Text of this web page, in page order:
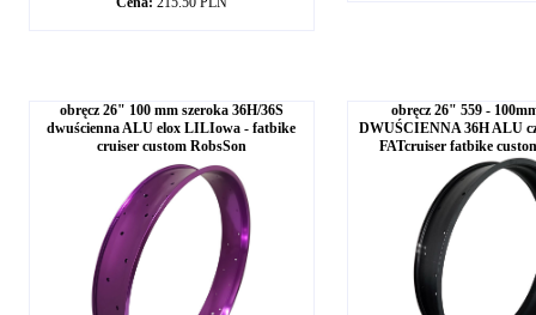
obręcz 26" 100 mm szeroka 36H/36S
dwuścienna ALU elox LILIowa - fatbike
cruiser custom RobsSon
obręcz 26" 559 -
DWUŚCIENNA 36H ALU
FATcruiser fatbike